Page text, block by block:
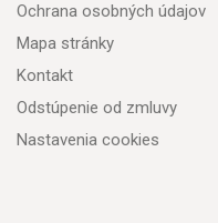
Ochrana osobných údajov
Mapa stránky
Kontakt
Odstúpenie od zmluvy
Nastavenia cookies